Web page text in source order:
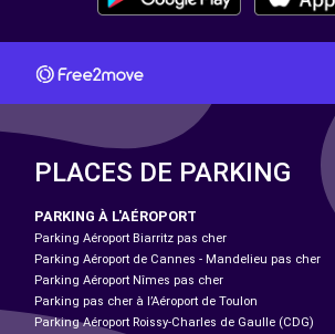
PLACES DE PARKING
PARKING À L'AÉROPORT
Parking Aéroport Biarritz pas cher
Parking Aéroport de Cannes - Mandelieu pas cher
Parking Aéroport Nîmes pas cher
Parking pas cher à l’Aéroport de Toulon
Parking Aéroport Roissy-Charles de Gaulle (CDG)